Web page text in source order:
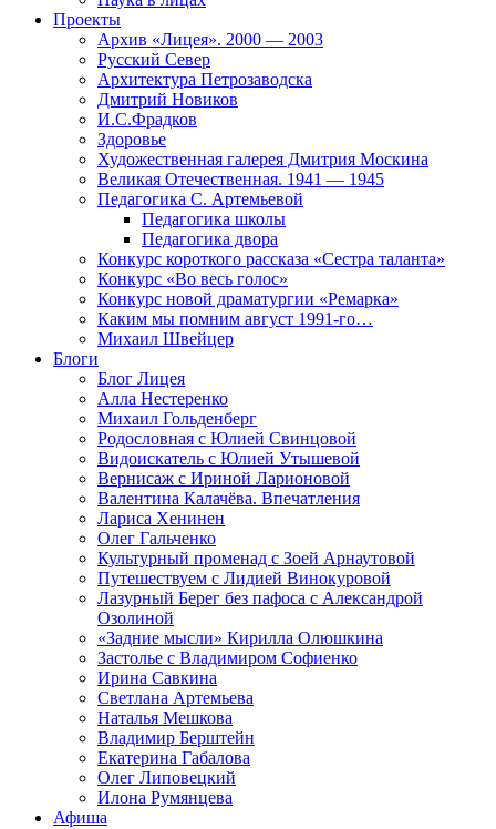
Проекты
Архив «Лицея». 2000 — 2003
Русский Север
Архитектура Петрозаводска
Дмитрий Новиков
И.С.Фрадков
Здоровье
Художественная галерея Дмитрия Москина
Великая Отечественная. 1941 — 1945
Педагогика С. Артемьевой
Педагогика школы
Педагогика двора
Конкурс короткого рассказа «Сестра таланта»
Конкурс «Во весь голос»
Конкурс новой драматургии «Ремарка»
Каким мы помним август 1991-го…
Михаил Швейцер
Блоги
Блог Лицея
Алла Нестеренко
Михаил Гольденберг
Родословная с Юлией Свинцовой
Видоискатель с Юлией Утышевой
Вернисаж с Ириной Ларионовой
Валентина Калачёва. Впечатления
Лариса Хенинен
Олег Гальченко
Культурный променад с Зоей Арнаутовой
Путешествуем с Лидией Винокуровой
Лазурный Берег без пафоса с Александрой
Озолиной
«Задние мысли» Кирилла Олюшкина
Застолье с Владимиром Софиенко
Ирина Савкина
Светлана Артемьева
Наталья Мешкова
Владимир Берштейн
Екатерина Габалова
Олег Липовецкий
Илона Румянцева
Афиша